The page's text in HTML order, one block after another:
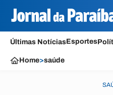
Últimas NotíciasEsportes
Home>saúde